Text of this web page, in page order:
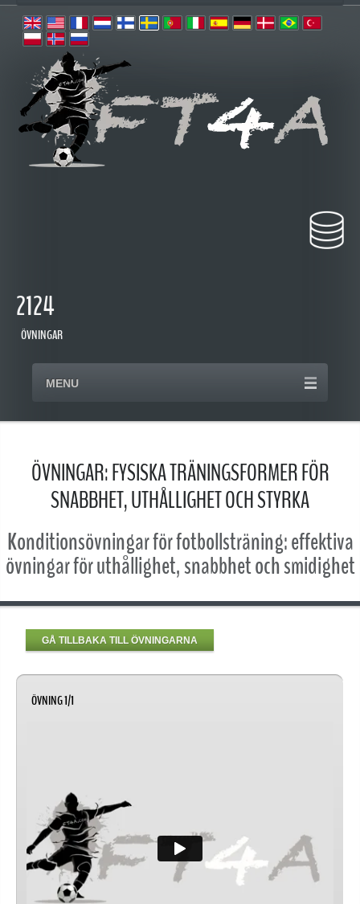
2124
ÖVNINGAR
MENU
ÖVNINGAR: FYSISKA TRÄNINGSFORMER FÖR
SNABBHET, UTHÅLLIGHET OCH STYRKA
Konditionsövningar för fotbollsträning: effektiva
övningar för uthållighet, snabbhet och smidighet
GÅ TILLBAKA TILL ÖVNINGARNA
ÖVNING 1/1